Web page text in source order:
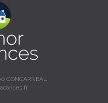
CONCARNEAU